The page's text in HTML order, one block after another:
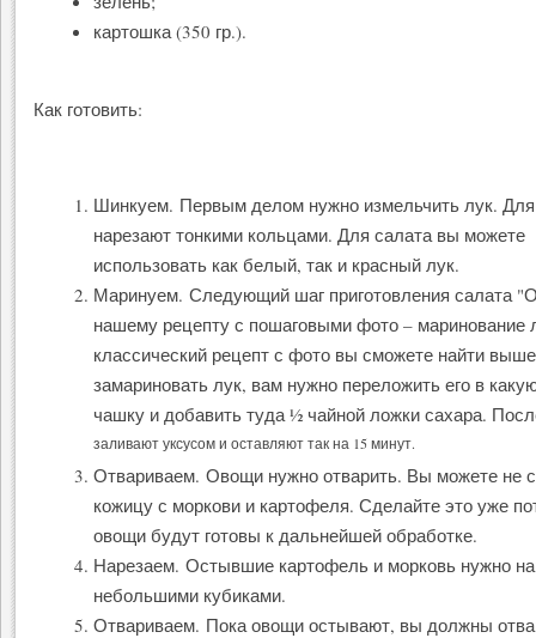
картошка (350 гр.).
Как готовить:
Шинкуем. Первым делом нужно измельчить лук. Для
нарезают тонкими кольцами. Для салата вы можете
использовать как белый, так и красный лук.
Маринуем. Следующий шаг приготовления салата
нашему рецепту с пошаговыми фото – маринование
классический рецепт с фото вы сможете найти
замариновать лук, вам нужно переложить его в
чашку и добавить туда ½ чайной ложки сахара.
заливают уксусом и оставляют так на 15 минут.
Отвариваем. Овощи нужно отварить. Вы можете не
кожицу с моркови и картофеля. Сделайте это уже
овощи будут готовы к дальнейшей обработке.
Нарезаем. Остывшие картофель и морковь нужно
небольшими кубиками.
Отвариваем. Пока овощи остывают, вы должны